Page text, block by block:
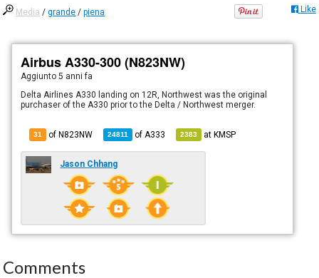
Media /grande /piena Like
Airbus A330-300 (N823NW)
Aggiunto5 anni fa
Delta Airlines A330 landing on 12R, Northwest was the original
purchaser of the A330 prior to the Delta / Northwest merger.
31 of N823NW 24811 of A333 2383 atKMSP
Jason Chhang
Comments